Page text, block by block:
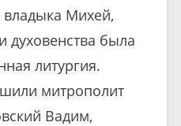
владыка Михей,
духовенства была
литургия.
митрополит
Вадим,